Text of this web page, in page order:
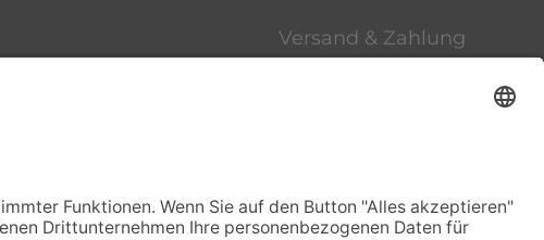
Versand & Zahlung
Links